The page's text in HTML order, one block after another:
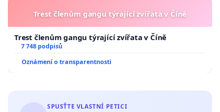
Trest členům gangu týrající zvířata v Číně
Trest členům gangu týrající zvířata v Číně
7 748 podpisů
Oznámení o transparentnosti
SPUSŤTE VLASTNÍ PETICI